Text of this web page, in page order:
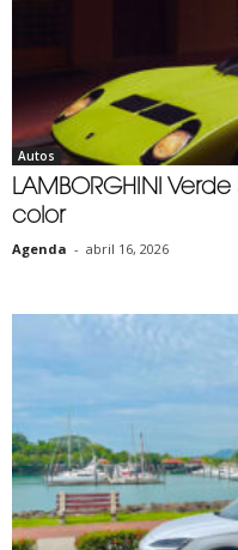
Autos
LAMBORGHINI
color
Agenda - abril 16, 2026